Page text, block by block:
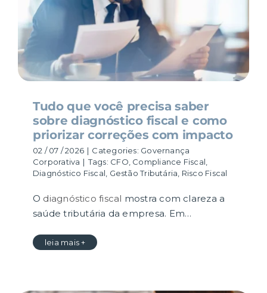
Tudo que você precisa saber
sobre diagnóstico fiscal e como
priorizar correções com impacto
02 / 07 / 2026 | Categories: Governança
Corporativa | Tags: CFO Compliance Fiscal
Diagnóstico Fiscal Gestão Tributária Risco Fiscal
O diagnóstico fiscal mostra com clareza a
saúde tributária da empresa. Em…
leia mais +